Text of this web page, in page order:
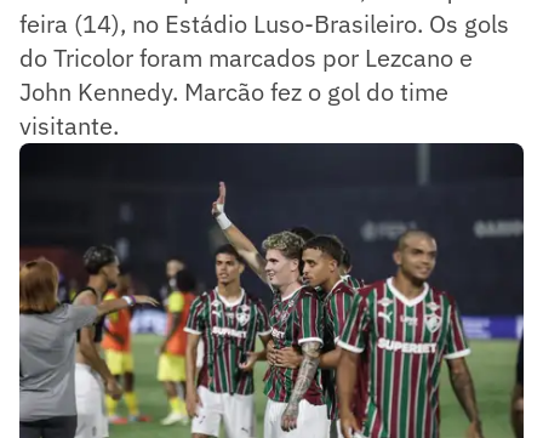
feira (14), no Estádio Luso-Brasileiro. Os gols
do Tricolor foram marcados por Lezcano e
John Kennedy. Marcão fez o gol do time
visitante.